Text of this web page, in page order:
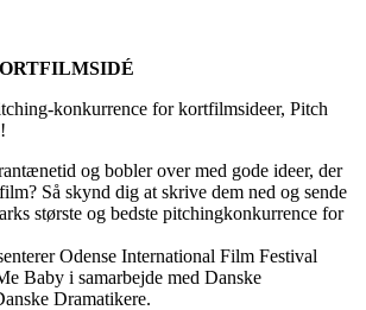
konkurrence for kortfilmsideer, Pitch
og bobler over med gode ideer, der
Så skynd dig at skrive dem ned og sende
største og bedste pitchingkonkurrence for
Odense International Film Festival
Baby i samarbejde med Danske
Dramatikere.